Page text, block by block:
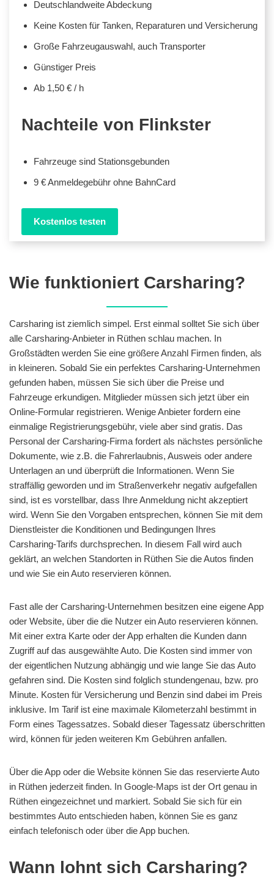
Deutschlandweite Abdeckung
Keine Kosten für Tanken, Reparaturen und Versicherung
Große Fahrzeugauswahl, auch Transporter
Günstiger Preis
Ab 1,50 € / h
Nachteile von Flinkster
Fahrzeuge sind Stationsgebunden
9 € Anmeldegebühr ohne BahnCard
Kostenlos testen
Wie funktioniert Carsharing?
Carsharing ist ziemlich simpel. Erst einmal solltet Sie sich über
alle Carsharing-Anbieter in Rüthen schlau machen. In
Großstädten werden Sie eine größere Anzahl Firmen finden, als
in kleineren. Sobald Sie ein perfektes Carsharing-Unternehmen
gefunden haben, müssen Sie sich über die Preise und
Fahrzeuge erkundigen. Mitglieder müssen sich jetzt über ein
Online-Formular registrieren. Wenige Anbieter fordern eine
einmalige Registrierungsgebühr, viele aber sind gratis. Das
Personal der Carsharing-Firma fordert als nächstes persönliche
Dokumente, wie z.B. die Fahrerlaubnis, Ausweis oder andere
Unterlagen an und überprüft die Informationen. Wenn Sie
straffällig geworden und im Straßenverkehr negativ aufgefallen
sind, ist es vorstellbar, dass Ihre Anmeldung nicht akzeptiert
wird. Wenn Sie den Vorgaben entsprechen, können Sie mit dem
Dienstleister die Konditionen und Bedingungen Ihres
Carsharing-Tarifs durchsprechen. In diesem Fall wird auch
geklärt, an welchen Standorten in Rüthen Sie die Autos finden
und wie Sie ein Auto reservieren können.
Fast alle der Carsharing-Unternehmen besitzen eine eigene App
oder Website, über die die Nutzer ein Auto reservieren können.
Mit einer extra Karte oder der App erhalten die Kunden dann
Zugriff auf das ausgewählte Auto. Die Kosten sind immer von
der eigentlichen Nutzung abhängig und wie lange Sie das Auto
gefahren sind. Die Kosten sind folglich stundengenau, bzw. pro
Minute. Kosten für Versicherung und Benzin sind dabei im Preis
inklusive. Im Tarif ist eine maximale Kilometerzahl bestimmt in
Form eines Tagessatzes. Sobald dieser Tagessatz überschritten
wird, können für jeden weiteren Km Gebühren anfallen.
Über die App oder die Website können Sie das reservierte Auto
in Rüthen jederzeit finden. In Google-Maps ist der Ort genau in
Rüthen eingezeichnet und markiert. Sobald Sie sich für ein
bestimmtes Auto entschieden haben, können Sie es ganz
einfach telefonisch oder über die App buchen.
Wann lohnt sich Carsharing?